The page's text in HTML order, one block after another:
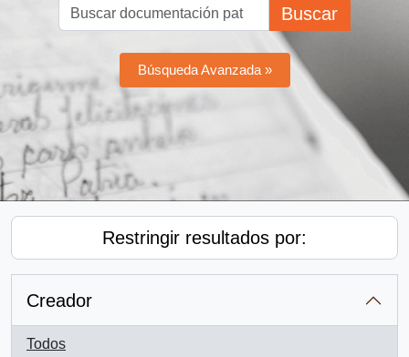
Buscar
Búsqueda Avanzada »
Restringir resultados por:
Creador
Todos